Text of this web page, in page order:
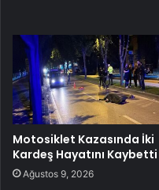
Motosiklet Kazasında İki
Kardeş Hayatını Kaybetti
Ağustos 9, 2026